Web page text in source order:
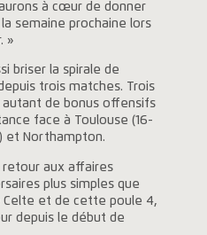
à cœur de donner
semaine prochaine lors
»
briser la spirale de
trois matches. Trois
de bonus offensifs
face à Toulouse (16-
et Northampton.
retour aux affaires
plus simples que
Celte et de cette poule 4,
depuis le début de